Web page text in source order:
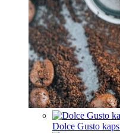
Dolce Gusto